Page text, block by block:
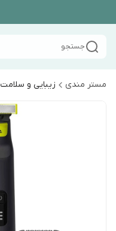
جستجو
مستر مندی زیبایی و سلامت